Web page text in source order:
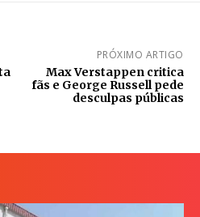
PRÓXIMO ARTIGO
Max Verstappen critica
fãs e George Russell pede
desculpas públicas